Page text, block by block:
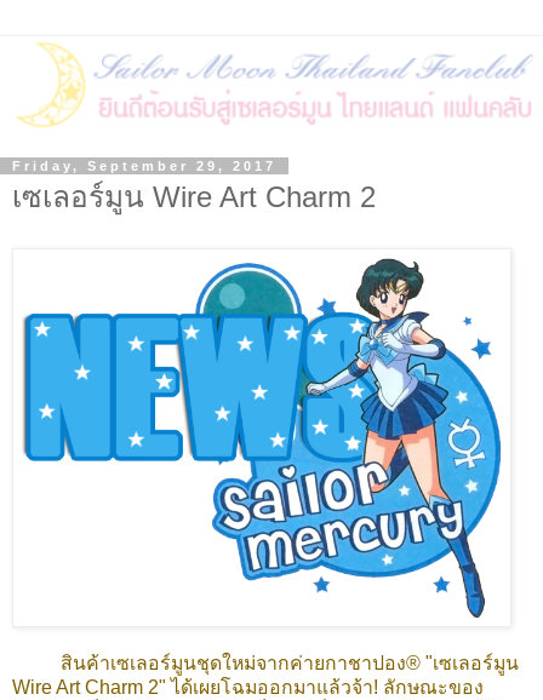
Friday, September 29, 2017
เซเลอร์มูน Wire Art Charm 2
สินค้าเซเลอร์มูนชุดใหม่จากค่ายกาชาปอง® "เซเลอร์มูน
Wire Art Charm 2" ได้เผยโฉมออกมาแล้วจ้า! ลักษณะของ